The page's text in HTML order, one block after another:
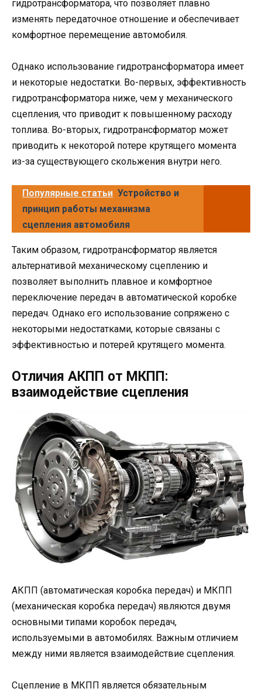
гидротрансформатора, что позволяет плавно
изменять передаточное отношение и обеспечивает
комфортное перемещение автомобиля.
Однако использование гидротрансформатора имеет
и некоторые недостатки. Во-первых, эффективность
гидротрансформатора ниже, чем у механического
сцепления, что приводит к повышенному расходу
топлива. Во-вторых, гидротрансформатор может
приводить к некоторой потере крутящего момента
из-за существующего скольжения внутри него.
Популярные статьи Устройство и
принцип работы механизма
сцепления автомобиля
Таким образом, гидротрансформатор является
альтернативой механическому сцеплению и
позволяет выполнить плавное и комфортное
переключение передач в автоматической коробке
передач. Однако его использование сопряжено с
некоторыми недостатками, которые связаны с
эффективностью и потерей крутящего момента.
Отличия АКПП от МКПП:
взаимодействие сцепления
АКПП (автоматическая коробка передач) и МКПП
(механическая коробка передач) являются двумя
основными типами коробок передач,
используемыми в автомобилях. Важным отличием
между ними является взаимодействие сцепления.
Сцепление в МКПП является обязательным